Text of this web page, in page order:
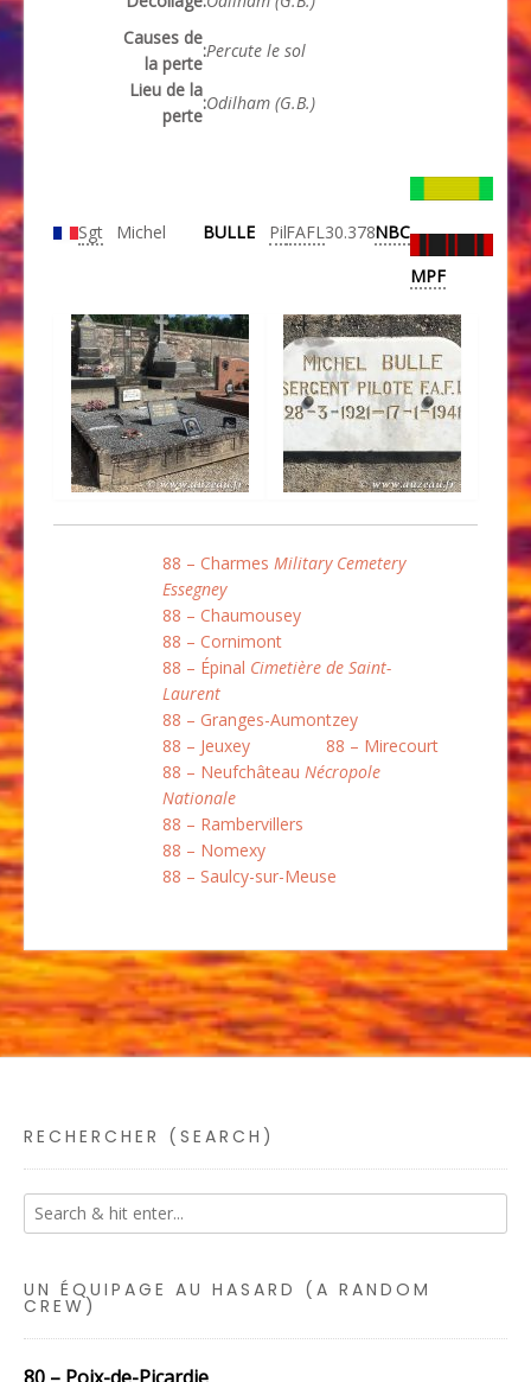
Causes de
la perte
:Percute le sol
Lieu de la
perte
:Odilham (G.B.)
Sgt Michel BULLE PilFAFL30.378NBC
MPF
88 – Charmes Military Cemetery
Essegney
88 – Chaumousey
88 – Cornimont
88 – Épinal Cimetière de Saint-
Laurent
88 – Granges-Aumontzey
88 – Jeuxey
88 – Mirecourt
88 – Neufchâteau Nécropole
Nationale
88 – Rambervillers
88 – Nomexy
88 – Saulcy-sur-Meuse
RECHERCHER (SEARCH)
UN ÉQUIPAGE AU HASARD (A RANDOM
CREW)